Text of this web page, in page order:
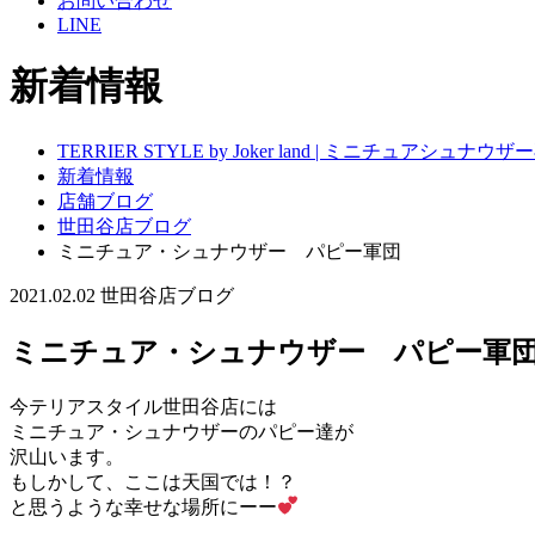
LINE
新着情報
TERRIER STYLE by Joker land | ミニチュアシュナウザ
新着情報
店舗ブログ
世田谷店ブログ
ミニチュア・シュナウザー パピー軍団
2021.02.02 世田谷店ブログ
ミニチュア・シュナウザー パピー軍団
今テリアスタイル世田谷店には
ミニチュア・シュナウザーのパピー達が
沢山います。
もしかして、ここは天国では！？
と思うような幸せな場所にーー